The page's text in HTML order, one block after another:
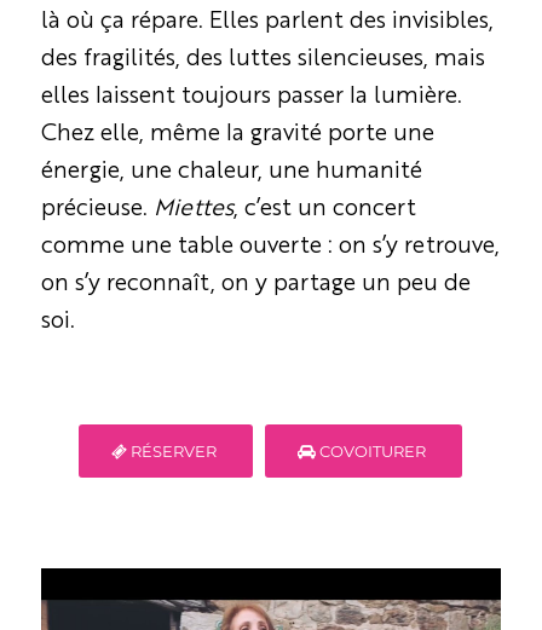
là où ça répare. Elles parlent des invisibles,
des fragilités, des luttes silencieuses, mais
elles laissent toujours passer la lumière.
Chez elle, même la gravité porte une
énergie, une chaleur, une humanité
précieuse. Miettes, c’est un concert
comme une table ouverte : on s’y retrouve,
on s’y reconnaît, on y partage un peu de
soi.
RÉSERVER COVOITURER